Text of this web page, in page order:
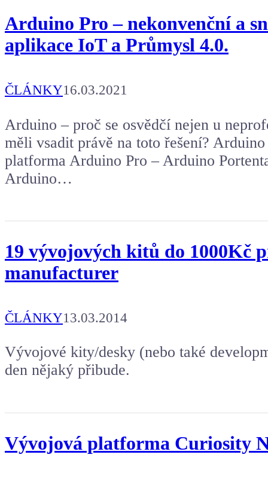
Arduino Pro – nekonvenční a
aplikace IoT a Průmysl 4.0.
ČLÁNKY16.03.2021
Arduino – proč se osvědčí nejen u
měli vsadit právě na toto řešení?
platforma Arduino Pro – Arduino
Arduino…
19 vývojových kitů do 1000Kč
manufacturer
ČLÁNKY13.03.2014
Vývojové kity/desky (nebo také
den nějaký přibude.
Vývojová platforma Curiosity